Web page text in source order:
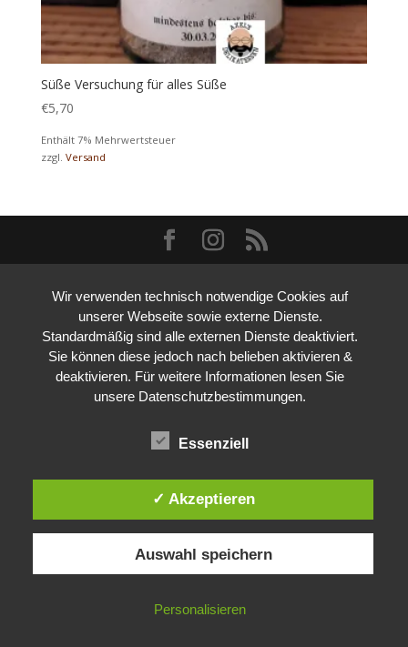
Süße Versuchung für alles Süße
€5,70
Enthält 7% Mehrwertsteuer
zzgl. Versand
Wir verwenden technisch notwendige Cookies auf
unserer Webseite sowie externe Dienste.
Standardmäßig sind alle externen Dienste deaktiviert.
Sie können diese jedoch nach belieben aktivieren &
deaktivieren. Für weitere Informationen lesen Sie
unsere Datenschutzbestimmungen.
Essenziell
✓ Akzeptieren
Auswahl speichern
Personalisieren